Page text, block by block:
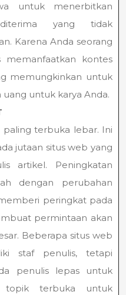
untuk menerbitkan
yang tidak
Karena Anda seorang
memanfaatkan kontes
memungkinkan untuk
untuk karya Anda.
terbuka lebar. Ini
jutaan situs web yang
artikel. Peningkatan
dengan perubahan
peringkat pada
permintaan akan
Beberapa situs web
staf penulis, tetapi
penulis lepas untuk
topik terbuka untuk